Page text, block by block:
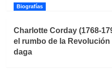
Biografías
Charlotte Corday (1768-
el rumbo de la
daga